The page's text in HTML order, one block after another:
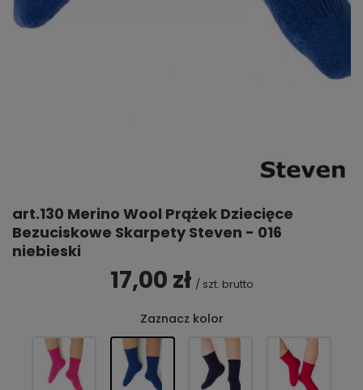
art.130 Merino Wool Prążek Dziecięce
Bezuciskowe Skarpety Steven - 016
niebieski
17,00 zł / szt. brutto
Zaznacz kolor